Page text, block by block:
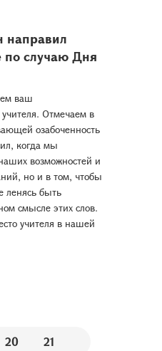
направил
по случаю Дня
ваш
Отмечаем в
озабоченность
когда мы
возможностей и
но и в том, чтобы
ленясь быть
смысле этих слов.
учителя в нашей
20 21